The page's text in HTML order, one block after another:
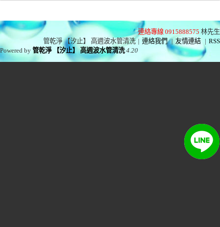
連絡專線 0915888575 林先生
管乾淨 【汐止】 高週波水管清洗 | 連絡我們 | 友情連結 | RSS
Powered by管乾淨 【汐止】 高週波水管清洗 4.20